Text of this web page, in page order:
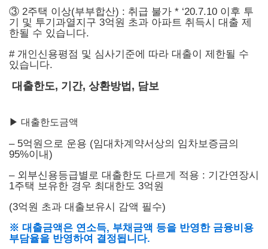
③ 2주택 이상(부부합산) : 취급 불가 * ‘20.7.10 이후 투
기 및 투기과열지구 3억원 초과 아파트 취득시 대출 제
한될 수 있습니다.
# 개인신용평점 및 심사기준에 따라 대출이 제한될 수
있습니다.
대출한도, 기간, 상환방법, 담보
▶ 대출한도금액
– 5억원으로 운용 (임대차계약서상의 임차보증금의
95%이내)
– 외부신용등급별로 대출한도 다르게 적용 : 기간연장시
1주택 보유한 경우 최대한도 3억원
(3억원 초과 대출보유시 감액 필수)
※ 대출금액은 연소득, 부채금액 등을 반영한 금융비용
부담율을 반영하여 결정됩니다.